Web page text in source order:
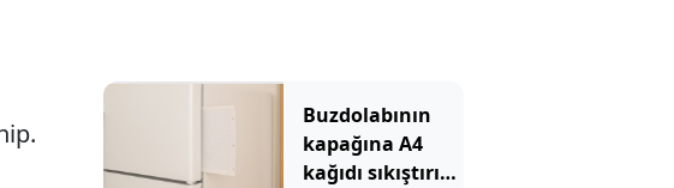
Buzdolabının
kapağına A4
kağıdı sıkıştırın